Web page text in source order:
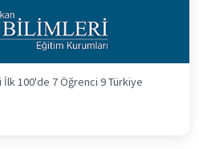
100'de 7 Öğrenci 9 Türkiye